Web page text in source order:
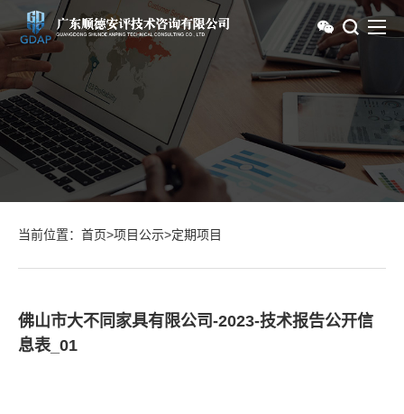
当前位置： 首页>项目公示>定期项目
佛山市大不同家具有限公司-2023-技术报告公开信
息表_01